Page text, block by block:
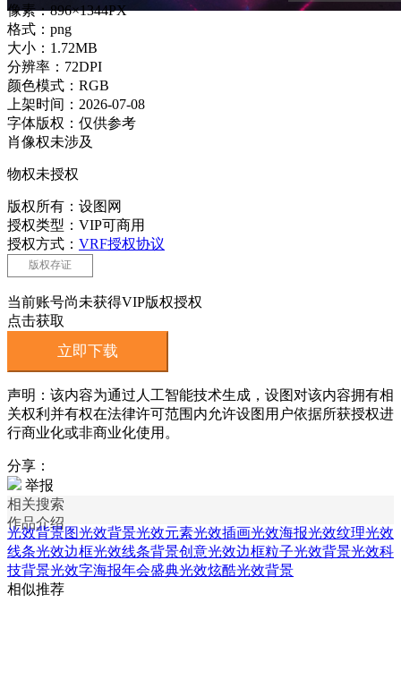
像素：896×1344PX
格式：png
大小：1.72MB
分辨率：72DPI
颜色模式：RGB
上架时间：2026-07-08
字体版权：仅供参考
肖像权未涉及
物权未授权
版权所有：设图网
授权类型：VIP可商用
授权方式： VRF授权协议
版权存证
当前账号尚未获得VIP版权授权
点击获取
立即下载
声明：该内容为通过人工智能技术生成，设图对该内容拥有相
关权利并有权在法律许可范围内允许设图用户依据所获授权进
行商业化或非商业化使用。
分享：
举报
相关搜索
作品介绍
光效背景图光效背景光效元素光效插画光效海报光效纹理光效
线条光效边框光效线条背景创意光效边框粒子光效背景光效科
技背景光效字海报年会盛典光效炫酷光效背景
相似推荐